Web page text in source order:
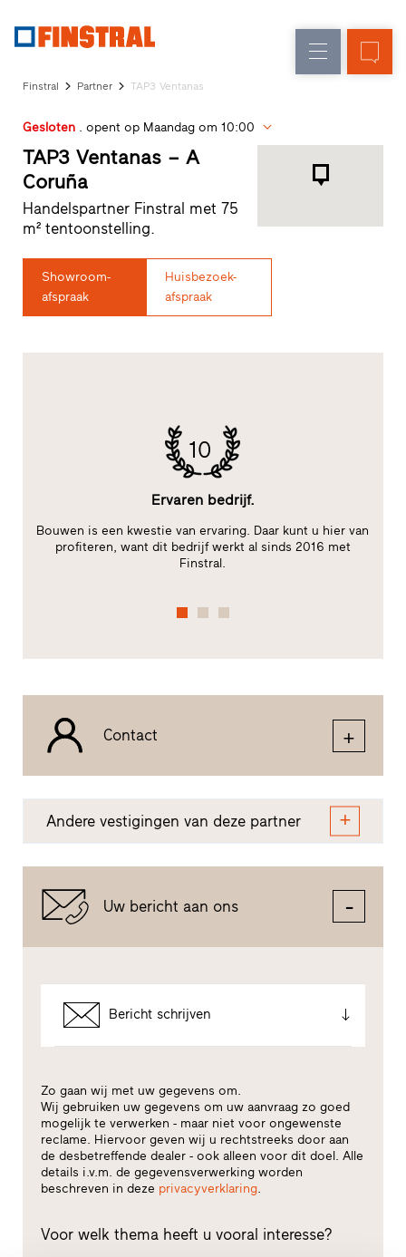
Glasgevels
Partnerprogramma
Studio
zoeken
Snelle
toegang
Finstral Partner TAP3 Ventanas
Gesloten. opent op Maandag om 10:00
TAP3 Ventanas – A
Coruña
Handelspartner Finstral met 75
m² tentoonstelling.
Showroom-
afspraak
Huisbezoek-
afspraak
10
Ervaren bedrijf.
Bouwen is een kwestie van ervaring. Daar kunt u hier van
profiteren, want dit bedrijf werkt al sinds 2016 met
Finstral.
Contact
Andere vestigingen van deze partner
Uw bericht aan ons
Bericht schrijven
Zo gaan wij met uw gegevens om.
Wij gebruiken uw gegevens om uw aanvraag zo goed
mogelijk te verwerken - maar niet voor ongewenste
reclame. Hiervoor geven wij u rechtstreeks door aan
de desbetreffende dealer - ook alleen voor dit doel. Alle
details i.v.m. de gegevensverwerking worden
beschreven in deze privacyverklaring.
Voor welk thema heeft u vooral interesse?